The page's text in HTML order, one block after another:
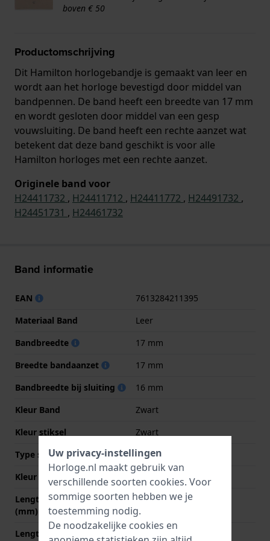
boven € 50
Productomschrijving
Dit Hamilton horlogebandje is gemaakt van leer en
wordt aan het horloge bevestigd door middel van
bandpennen. De band heeft een breedte van 17 mm
en wordt gesloten door middel van een gesp
vouwsluiting. De band heeft een rechte aanzet wat
betekent dat deze band geschikt is voor alle
Hamilton horloges met een rechte aanzet.
Originele band voor
H24411732 , H24411712 , H24411772 , H24491732 ,
H24451731 , H24461732
Band informatie
EAN
7613284211395
Materiaal Band
Leer
Bandbreedte
17 mm
Breedte bandaanzet
17 mm
Bandbreedte bij sluiting
16 mm
Kleur Band
Zwart
Kleur stiksel
Zwart
Type sluiting
Gesp vouwsluiting
Kleur sluiting
Lengte band op 12 uur
(mm)
74 mm
Lengte band op 6 uur (mm)
Uw privacy-instellingen
Horloge.nl maakt gebruik van
verschillende soorten cookies. Voor
sommige soorten hebben we je
toestemming nodig.
De noodzakelijke cookies en